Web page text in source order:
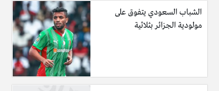
الشباب السعودي يتفوق على
مولودية الجزائر بثلاثية